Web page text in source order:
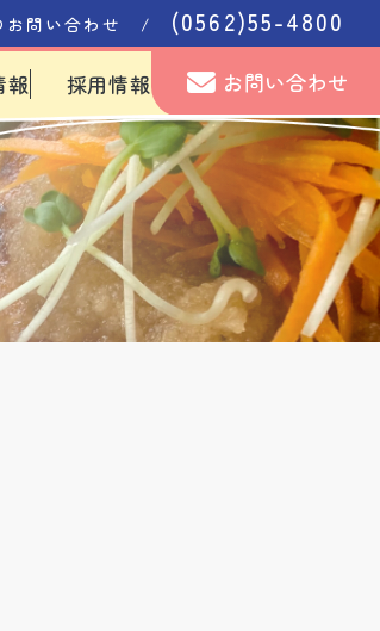
お問い合わせ / (0562)55-4800
報 採用情報 お問い合わせ